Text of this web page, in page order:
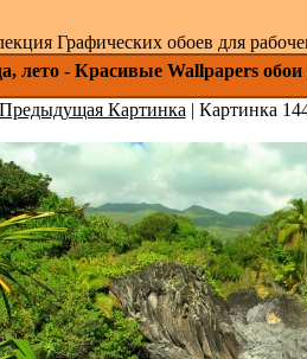
Графических обоев для
лето - Красивые Wallpapers обои
Картинка | Картинка